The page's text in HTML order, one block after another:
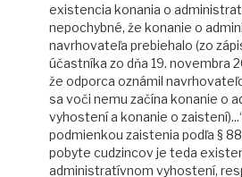
existencia konania o
nepochybné, že konanie o
navrhovateľa prebiehalo (zo
účastníka zo dňa 19. novembra
že odporca oznámil
sa voči nemu začína konanie o
vyhostení a konanie o
podmienkou zaistenia podľa §
pobyte cudzincov je teda
administratívnom vyhostení,